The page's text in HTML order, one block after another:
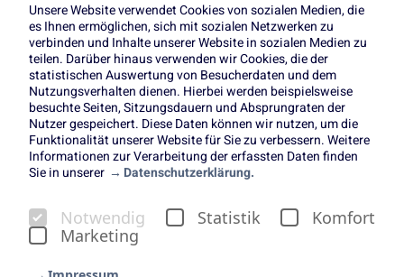
Unsere Website verwendet Cookies von sozialen Medien, die
es Ihnen ermöglichen, sich mit sozialen Netzwerken zu
verbinden und Inhalte unserer Website in sozialen Medien zu
teilen. Darüber hinaus verwenden wir Cookies, die der
statistischen Auswertung von Besucherdaten und dem
Nutzungsverhalten dienen. Hierbei werden beispielsweise
besuchte Seiten, Sitzungsdauern und Absprungraten der
Nutzer gespeichert. Diese Daten können wir nutzen, um die
Funktionalität unserer Website für Sie zu verbessern. Weitere
Informationen zur Verarbeitung der erfassten Daten finden
Sie in unserer
Datenschutzerklärung.
Notwendig Statistik
Komfort
Marketing
Genuss in Violett: rund,
gesund und lecker
Im Herbst kommt wieder die Zeit der
Früchte sind nicht nur besonders lecker,
sondern enthalten auch noch viele wertvolle
Pflanzenstoffe. Einige davon geben ihnen die